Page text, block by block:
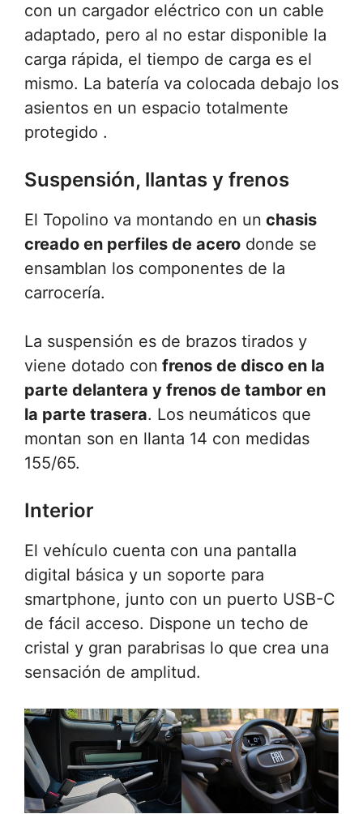
con un cargador eléctrico con un cable
adaptado, pero al no estar disponible la
carga rápida, el tiempo de carga es el
mismo. La batería va colocada debajo los
asientos en un espacio totalmente
protegido .
Suspensión, llantas y frenos
El Topolino va montando en un chasis
creado en perfiles de acero donde se
ensamblan los componentes de la
carrocería.
La suspensión es de brazos tirados y
viene dotado con frenos de disco en la
parte delantera y frenos de tambor en
la parte trasera. Los neumáticos que
montan son en llanta 14 con medidas
155/65.
Interior
El vehículo cuenta con una pantalla
digital básica y un soporte para
smartphone, junto con un puerto USB-C
de fácil acceso. Dispone un techo de
cristal y gran parabrisas lo que crea una
sensación de amplitud.